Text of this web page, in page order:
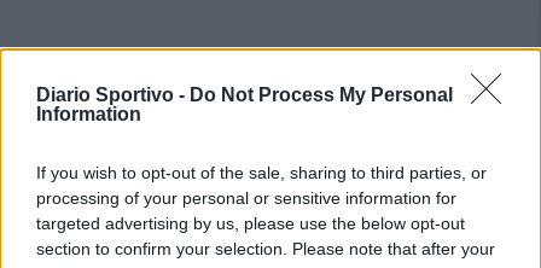
Diario Sportivo - Do Not Process My Personal
Information
If you wish to opt-out of the sale, sharing to third parties, or
processing of your personal or sensitive information for
targeted advertising by us, please use the below opt-out
section to confirm your selection. Please note that after your